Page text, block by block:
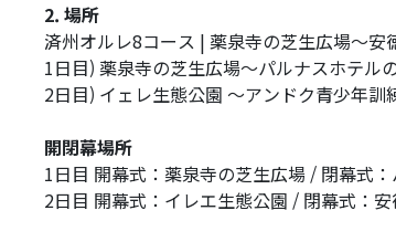
2. 場所
済州オルレ8コース | 薬泉寺の芝生広場～
1日目) 薬泉寺の芝生広場～パルナスホテル
2日目) イェレ生態公園 ～アンドク青少年訓
開閉幕場所
1日目 開幕式：薬泉寺の芝生広場 / 閉幕式
2日目 開幕式：イレエ生態公園 / 閉幕式：